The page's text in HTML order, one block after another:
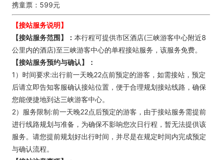
携童票：599元
【接站服务说明】
【接站服务范围】： 本行程可提供市区酒店(三峡游客中心附近8
公里内的酒店)至三峡游客中心的单程接站服务，该服务免费。
【接站服务预约与确认】：
1）时间要求:出行前一天晚22点前预定的游客，如需接站，预定
后请立即告知客服确认接站位置，便于合理规划接站线路，确保
您能便捷地到达三峡游客中心。
2）服务限制:前一天晚22点后预定的游客，由于接站服务需提前
进行线路规划与准备，为确保不影响您次日行程，暂无法提供该
服务。请您提前规划好出行时间，并尽是在规定时间内完成预定
与确认流程。